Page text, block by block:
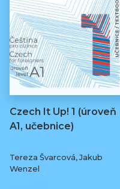
Czech It Up! 1 (úroveň
A1, učebnice)
Tereza Švarcová, Jakub
Wenzel